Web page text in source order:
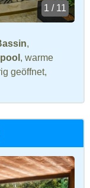
1 / 11
,
, warme
geöffnet,